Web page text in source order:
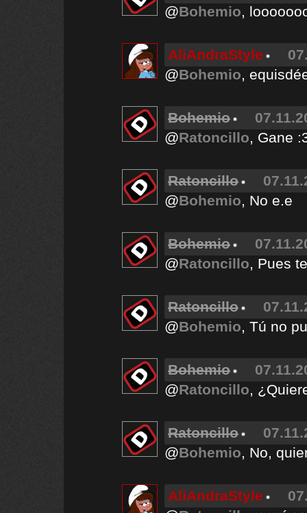
@Bohemio,
AliAndraStyle
@Bohemio,
Bohemio
@Ratoncillo, Gane
Ratoncillo
@Bohemio, No e.e
Bohemio
@Ratoncillo, Pues
Ratoncillo
@Bohemio, Tú no
Bohemio
@Ratoncillo,
Ratoncillo
@Bohemio, No,
AliAndraStyle